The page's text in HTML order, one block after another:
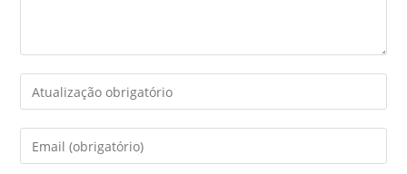
Enter
your
name
Enter
your